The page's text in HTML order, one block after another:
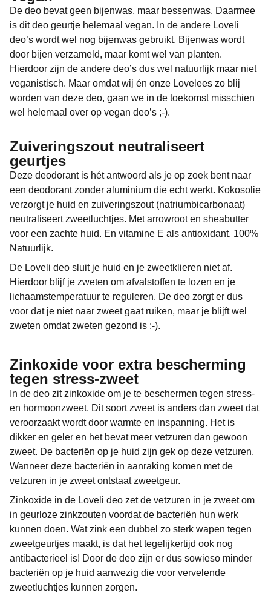
De deo bevat geen bijenwas, maar bessenwas. Daarmee
is dit deo geurtje helemaal vegan. In de andere Loveli
deo’s wordt wel nog bijenwas gebruikt. Bijenwas wordt
door bijen verzameld, maar komt wel van planten.
Hierdoor zijn de andere deo’s dus wel natuurlijk maar niet
veganistisch. Maar omdat wij én onze Lovelees zo blij
worden van deze deo, gaan we in de toekomst misschien
wel helemaal over op vegan deo’s ;-).
Zuiveringszout neutraliseert
geurtjes
Deze deodorant is hét antwoord als je op zoek bent naar
een deodorant zonder aluminium die echt werkt. Kokosolie
verzorgt je huid en zuiveringszout (natriumbicarbonaat)
neutraliseert zweetluchtjes. Met arrowroot en sheabutter
voor een zachte huid. En vitamine E als antioxidant. 100%
Natuurlijk.
De Loveli deo sluit je huid en je zweetklieren niet af.
Hierdoor blijf je zweten om afvalstoffen te lozen en je
lichaamstemperatuur te reguleren. De deo zorgt er dus
voor dat je niet naar zweet gaat ruiken, maar je blijft wel
zweten omdat zweten gezond is :-).
Zinkoxide voor extra bescherming
tegen stress-zweet
In de deo zit zinkoxide om je te beschermen tegen stress-
en hormoonzweet. Dit soort zweet is anders dan zweet dat
veroorzaakt wordt door warmte en inspanning. Het is
dikker en geler en het bevat meer vetzuren dan gewoon
zweet. De bacteriën op je huid zijn gek op deze vetzuren.
Wanneer deze bacteriën in aanraking komen met de
vetzuren in je zweet ontstaat zweetgeur.
Zinkoxide in de Loveli deo zet de vetzuren in je zweet om
in geurloze zinkzouten voordat de bacteriën hun werk
kunnen doen. Wat zink een dubbel zo sterk wapen tegen
zweetgeurtjes maakt, is dat het tegelijkertijd ook nog
antibacterieel is! Door de deo zijn er dus sowieso minder
bacteriën op je huid aanwezig die voor vervelende
zweetluchtjes kunnen zorgen.